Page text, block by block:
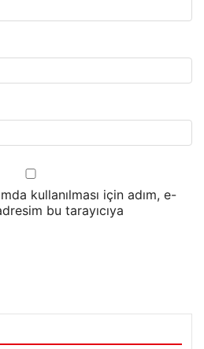
kullanılması için adım, e-
bu tarayıcıya